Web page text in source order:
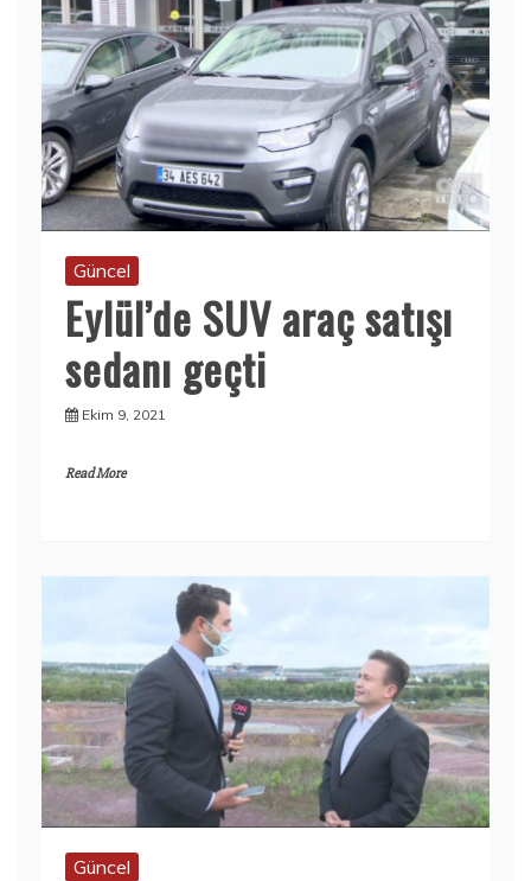
Güncel
Eylül’de SUV araç satışı
sedanı geçti
Ekim 9, 2021
Read More
Güncel